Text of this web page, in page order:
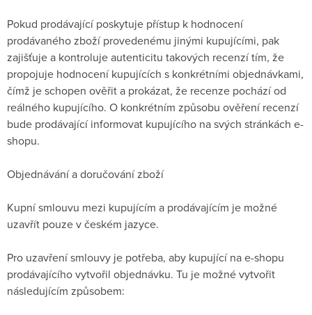
Pokud prodávající poskytuje přístup k hodnocení
prodávaného zboží provedenému jinými kupujícími, pak
zajišťuje a kontroluje autenticitu takových recenzí tím, že
propojuje hodnocení kupujících s konkrétními objednávkami,
čímž je schopen ověřit a prokázat, že recenze pochází od
reálného kupujícího. O konkrétním způsobu ověření recenzí
bude prodávající informovat kupujícího na svých stránkách e-
shopu.
Objednávání a doručování zboží
Kupní smlouvu mezi kupujícím a prodávajícím je možné
uzavřít pouze v českém jazyce.
Pro uzavření smlouvy je potřeba, aby kupující na e-shopu
prodávajícího vytvořil objednávku. Tu je možné vytvořit
následujícím způsobem: